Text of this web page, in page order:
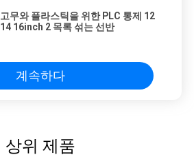
고무와 플라스틱을 위한 PLC 통제 12
14 16inch 2 목록 섞는 선반
계속하다
상위 제품